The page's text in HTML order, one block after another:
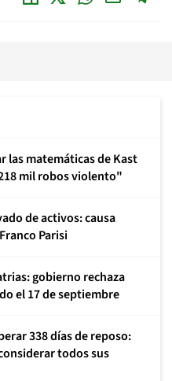
las matemáticas de Kast
mil robos violento"
de activos: causa
Parisi
gobierno rechaza
el 17 de septiembre
338 días de reposo:
todos sus